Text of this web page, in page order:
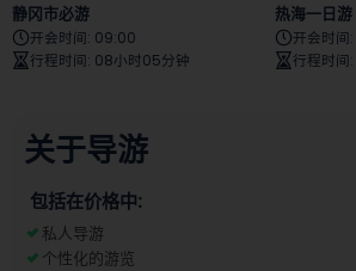
静冈市必游
开会时间: 09:00
行程时间: 08小时05分钟
热海一日游
开会时间:
行程时间:
关于导游
包括在价格中:
私人导游
个性化的游览